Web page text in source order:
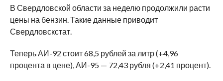
В Свердловской области за неделю продолжили расти
цены на бензин. Такие данные приводит
Свердловскстат.
Теперь АИ-92 стоит 68,5 рублей за литр (+4,96
процента в цене), АИ-95 — 72,43 рубля (+2,41 процент).